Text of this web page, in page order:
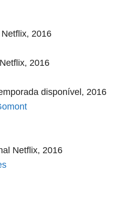
2016
2016
disponível, 2016
Netflix, 2016